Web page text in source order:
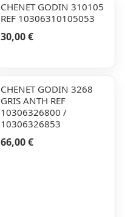
CHENET GODIN 310105
REF 10306310105053
30,00 €
CHENET GODIN 3268
GRIS ANTH REF
10306326800 /
10306326853
66,00 €